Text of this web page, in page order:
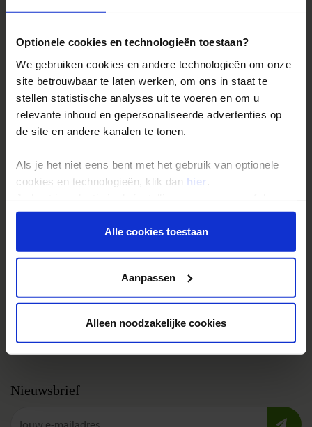
Optionele cookies en technologieën toestaan?
We gebruiken cookies en andere technologieën om onze
site betrouwbaar te laten werken, om ons in staat te
stellen statistische analyses uit te voeren en om u
relevante inhoud en gepersonaliseerde advertenties op
de site en andere kanalen te tonen.
Als je het niet eens bent met het gebruik van optionele
cookies en technologieën, klik dan hier
onder aan de pagina op elk gewenst moment voor de
toekomst wijzigen.Alle cookies toestaan
Aanpassen
Alleen noodzakelijke cookies
Veelgestelde vragen
Reisthema's
Groepsreizen
Single reizen
Gegarandeerde reizen
Nieuwe reizen
Bel, mail of chat met ons
Cookies instellingen
Disclaimer & copyright
Vacatures
Nieuwsbrief